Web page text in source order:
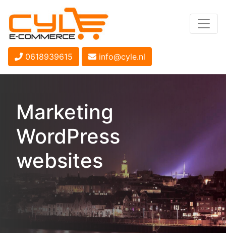
0618939615 info@cyle.nl
Marketing
WordPress
websites